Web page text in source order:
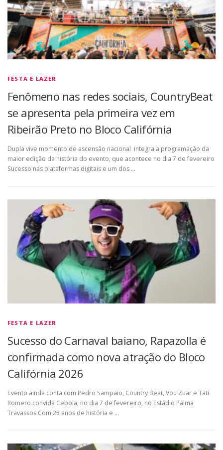
FESTA E LAZER
Fenômeno nas redes sociais, CountryBeat
se apresenta pela primeira vez em
Ribeirão Preto no Bloco Califórnia
Dupla vive momento de ascensão nacional integra a programação da
maior edição da história do evento, que acontece no dia 7 de fevereiro
Sucesso nas plataformas digitais e um dos …
FESTA E LAZER
Sucesso do Carnaval baiano, Rapazolla é
confirmada como nova atração do Bloco
Califórnia 2026
Evento ainda conta com Pedro Sampaio, Country Beat, Vou Zuar e Tati
Romero convida Cebola, no dia 7 de fevereiro, no Estádio Palma
Travassos Com 25 anos de história e …